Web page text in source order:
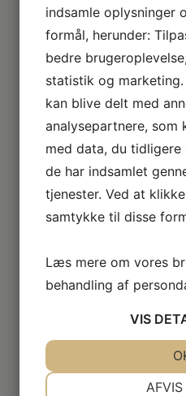
indsamle oplysninger
formål, herunder:
bedre
statistik og
kan blive delt med
analysepartnere, som
med data, du
de har indsamlet
tjenester. Ved at
samtykke til disse
Læs mere om vores
behandling af
VIS